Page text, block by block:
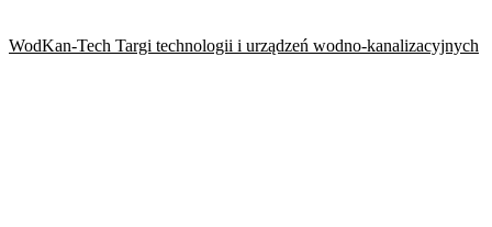
WodKan-Tech Targi technologii i urządzeń wodno-kanalizacyjnych